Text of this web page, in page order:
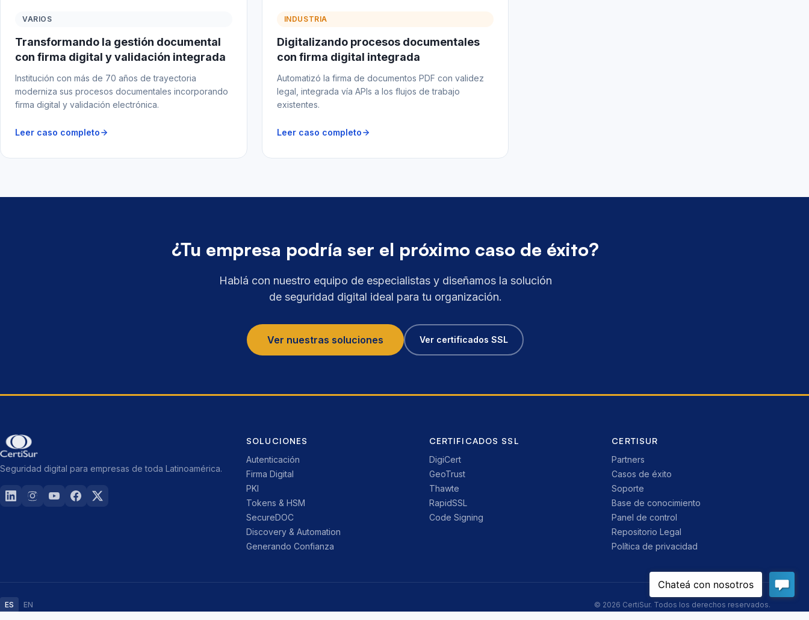
VARIOS
Transformando la gestión documental
con firma digital y validación integrada
Institución con más de 70 años de trayectoria
moderniza sus procesos documentales incorporando
firma digital y validación electrónica.
Leer caso completo
INDUSTRIA
Digitalizando procesos documentales
con firma digital integrada
Automatizó la firma de documentos PDF con validez
legal, integrada vía APIs a los flujos de trabajo
existentes.
Leer caso completo
¿Tu empresa podría ser el próximo caso de éxito?
Hablá con nuestro equipo de especialistas y diseñamos la solución
de seguridad digital ideal para tu organización.
Ver nuestras soluciones Ver certificados SSL
Seguridad digital para empresas de toda Latinoamérica.
SOLUCIONES
Autenticación
Firma Digital
PKI
Tokens & HSM
SecureDOC
Discovery & Automation
Generando Confianza
CERTIFICADOS SSL
DigiCert
GeoTrust
Thawte
RapidSSL
Code Signing
CERTISUR
Partners
Casos de éxito
Soporte
Base de conocimiento
Panel de control
Repositorio Legal
Política de privacidad
ES EN © 2026 CertiSur. Todos los derechos reservados.